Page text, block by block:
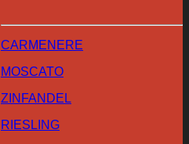
CARMENERE
MOSCATO
ZINFANDEL
RIESLING